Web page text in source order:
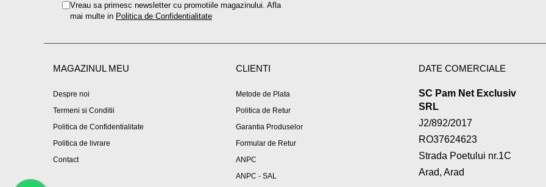
Vreau sa primesc newsletter cu promotiile magazinului. Afla
mai multe in Politica de Confidentialitate
MAGAZINUL MEU
Despre noi
Termeni si Conditii
Politica de Confidentialitate
Politica de livrare
Contact
CLIENTI
Metode de Plata
Politica de Retur
Garantia Produselor
Formular de Retur
ANPC
ANPC - SAL
DATE COMERCIALE
SC Pam Net Exclusiv
SRL
J2/892/2017
RO37624623
Strada Poetului nr.1C
Arad, Arad